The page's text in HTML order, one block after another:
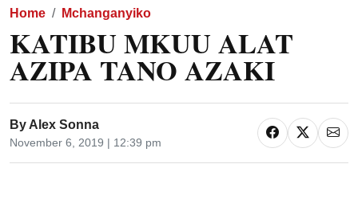
Home Mchanganyiko
KATIBU MKUU ALAT
AZIPA TANO AZAKI
By Alex Sonna
November 6, 2019 | 12:39 pm